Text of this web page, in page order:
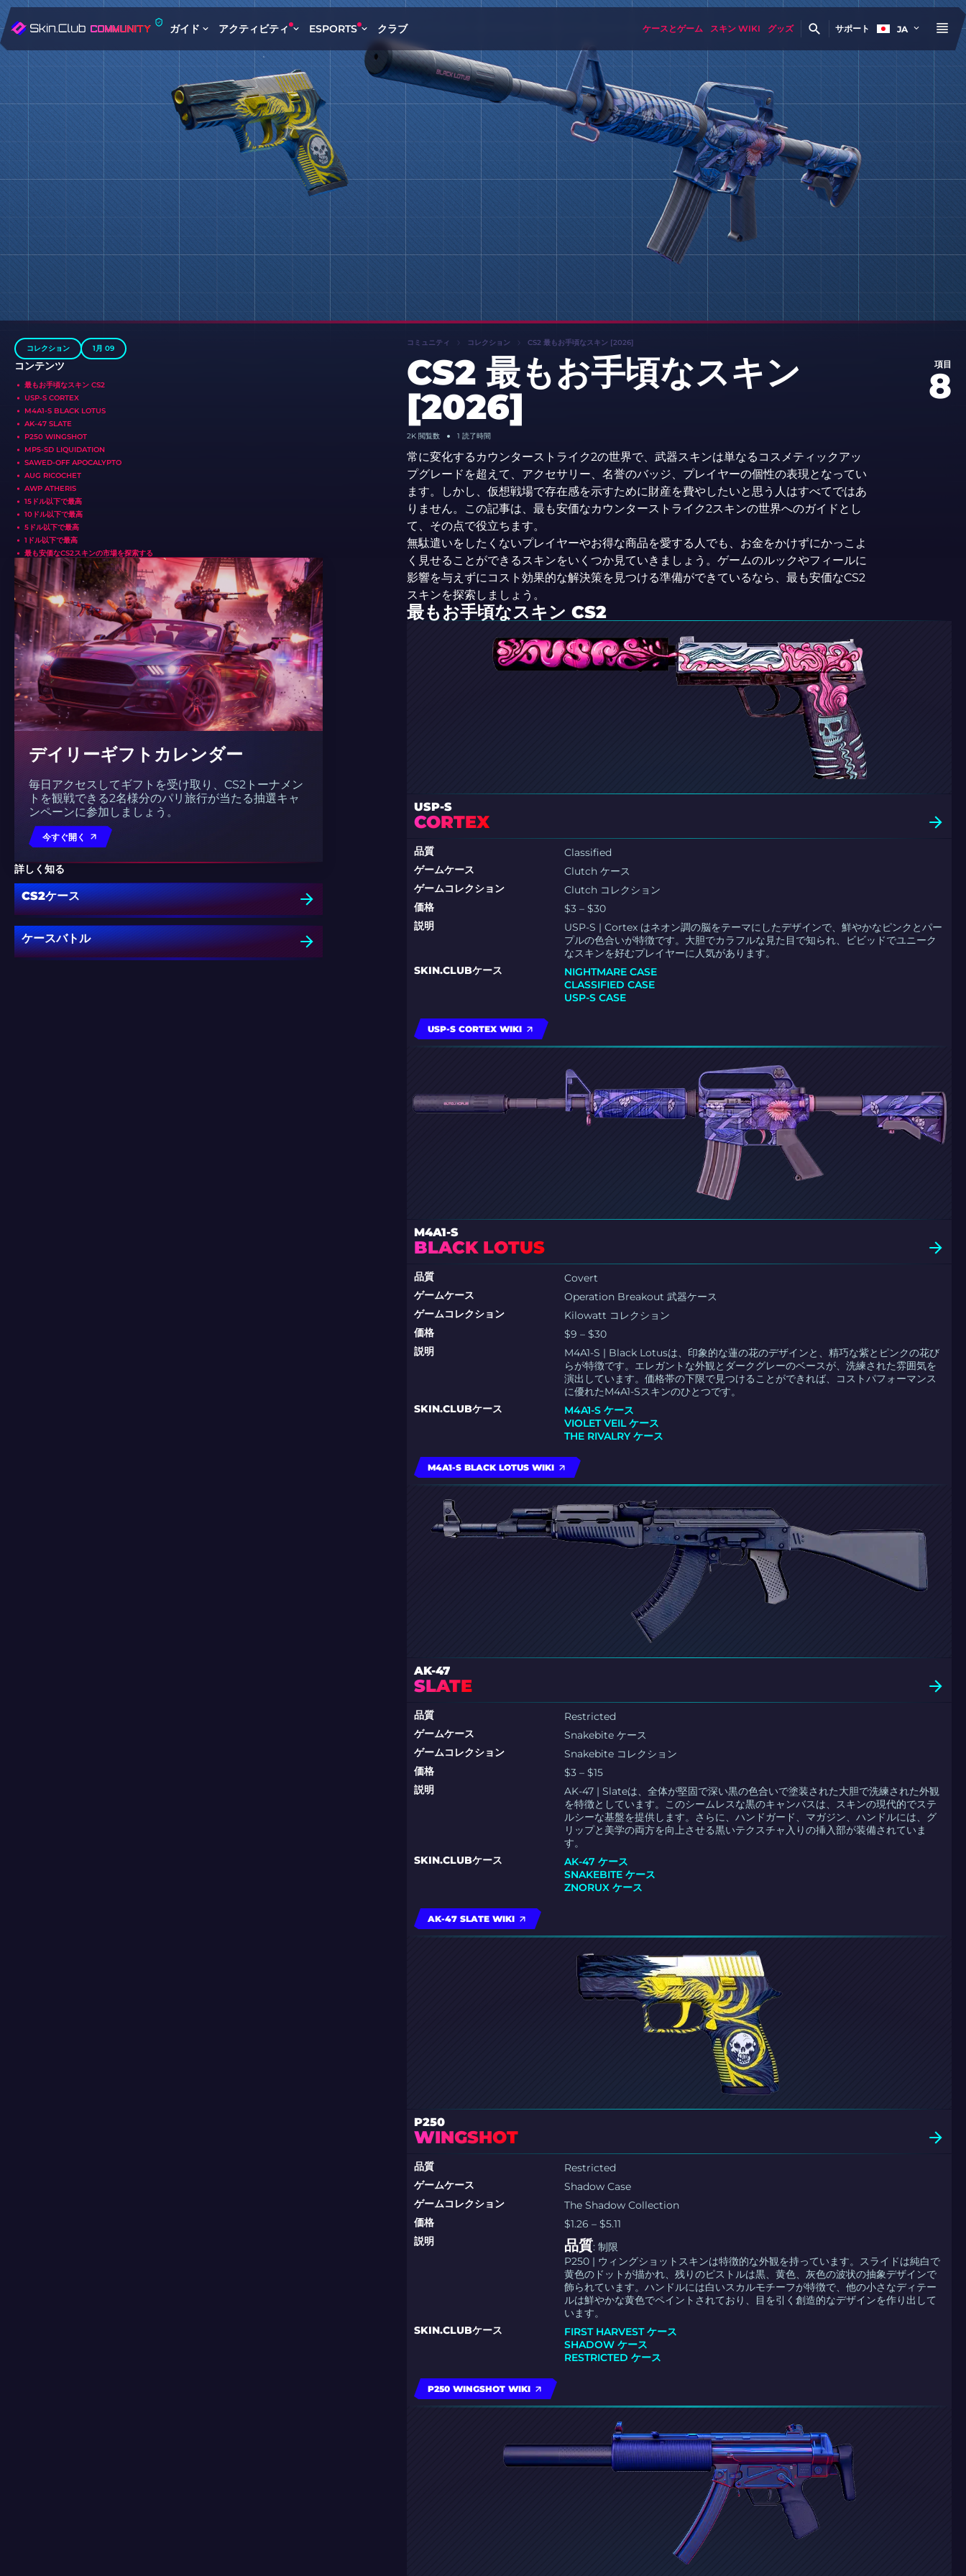
ガイド アクティビティ ESPORTS クラブ ケースとゲーム スキン WIKI グッズ サポート JA
コレクション 1月 09
コンテンツ
最もお手頃なスキン CS2
USP-S CORTEX
M4A1-S BLACK LOTUS
AK-47 SLATE
P250 WINGSHOT
MP5-SD LIQUIDATION
SAWED-OFF APOCALYPTO
AUG RICOCHET
AWP ATHERIS
15ドル以下で最高
10ドル以下で最高
5ドル以下で最高
1ドル以下で最高
最も安価なCS2スキンの市場を探索する
デイリーギフトカレンダー
毎日アクセスしてギフトを受け取り、CS2トーナメン
トを観戦できる2名様分のパリ旅行が当たる抽選キャ
ンペーンに参加しましょう。
今すぐ開く
詳しく知る
CS2ケース
ケースバトル
コミュニティ コレクション CS2 最もお手頃なスキン [2026]
CS2 最もお手頃なスキン
[2026]
項目
8
2K閲覧数 1 読了時間
常に変化するカウンターストライク2の世界で、武器スキンは単なるコスメティックアッ
プグレードを超えて、アクセサリー、名誉のバッジ、プレイヤーの個性の表現となってい
ます。しかし、仮想戦場で存在感を示すために財産を費やしたいと思う人はすべてではあ
りません。この記事は、最も安価なカウンターストライク2スキンの世界へのガイドとし
て、その点で役立ちます。
無駄遣いをしたくないプレイヤーやお得な商品を愛する人でも、お金をかけずにかっこよ
く見せることができるスキンをいくつか見ていきましょう。ゲームのルックやフィールに
影響を与えずにコスト効果的な解決策を見つける準備ができているなら、最も安価なCS2
スキンを探索しましょう。
最もお手頃なスキン CS2
USP-S
CORTEX
品質
Classified
ゲームケース
Clutch ケース
ゲームコレクション
Clutch コレクション
価格
$3 – $30
説明
USP-S | Cortex はネオン調の脳をテーマにしたデザインで、鮮やかなピンクとパー
プルの色合いが特徴です。大胆でカラフルな見た目で知られ、ビビッドでユニーク
なスキンを好むプレイヤーに人気があります。
SKIN.CLUBケース
NIGHTMARE CASE
CLASSIFIED CASE
USP-S CASE
USP-S CORTEX WIKI
M4A1-S
BLACK LOTUS
品質
Covert
ゲームケース
Operation Breakout 武器ケース
ゲームコレクション
Kilowatt コレクション
価格
$9 – $30
説明
M4A1-S | Black Lotusは、印象的な蓮の花のデザインと、精巧な紫とピンクの花び
らが特徴です。エレガントな外観とダークグレーのベースが、洗練された雰囲気を
演出しています。価格帯の下限で見つけることができれば、コストパフォーマンス
に優れたM4A1-Sスキンのひとつです。
SKIN.CLUBケース
M4A1-S ケース
VIOLET VEIL ケース
THE RIVALRY ケース
M4A1-S BLACK LOTUS WIKI
AK-47
SLATE
品質
Restricted
ゲームケース
Snakebite ケース
ゲームコレクション
Snakebite コレクション
価格
$3 – $15
説明
AK-47 | Slateは、全体が堅固で深い黒の色合いで塗装された大胆で洗練された外観
を特徴としています。このシームレスな黒のキャンバスは、スキンの現代的でステ
ルシーな基盤を提供します。さらに、ハンドガード、マガジン、ハンドルには、グ
リップと美学の両方を向上させる黒いテクスチャ入りの挿入部が装備されていま
す。
SKIN.CLUBケース
AK-47 ケース
SNAKEBITE ケース
ZNORUX ケース
AK-47 SLATE WIKI
P250
WINGSHOT
品質
Restricted
ゲームケース
Shadow Case
ゲームコレクション
The Shadow Collection
価格
$1.26 – $5.11
説明
品質: 制限
P250 | ウィングショットスキンは特徴的な外観を持っています。スライドは純白で
黄色のドットが描かれ、残りのピストルは黒、黄色、灰色の波状の抽象デザインで
飾られています。ハンドルには白いスカルモチーフが特徴で、他の小さなディテー
ルは鮮やかな黄色でペイントされており、目を引く創造的なデザインを作り出して
います。
SKIN.CLUBケース
FIRST HARVEST ケース
SHADOW ケース
RESTRICTED ケース
P250 WINGSHOT WIKI